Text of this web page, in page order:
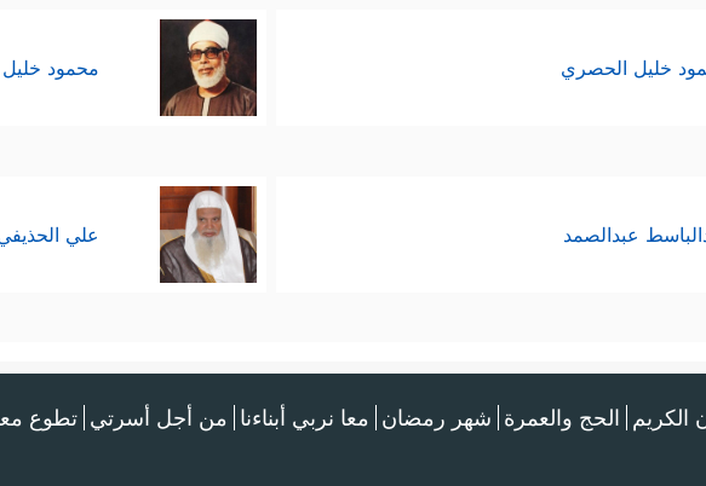
خليل الحصري محمود
عبدالصمد علي
الكريم الحج والعمرة شهر رمضان معا نربي أبناءنا من أجل أسرتي تطوع